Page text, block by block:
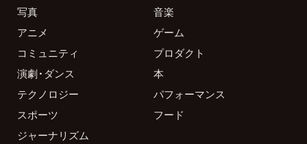
写真
音楽
アニメ
ゲーム
コミュニティ
プロダクト
演劇・ダンス
本
テクノロジー
パフォーマンス
スポーツ
フード
ジャーナリズム